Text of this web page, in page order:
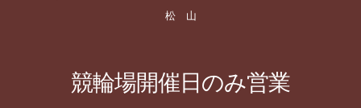
松 山
競輪場開催日のみ営業